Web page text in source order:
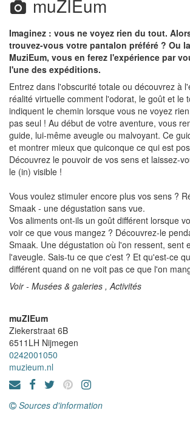
muZIEum
Imaginez : vous ne voyez rien du tout.
trouvez-vous votre pantalon préféré ? Ou
MuziEum, vous en ferez l'expérience par
l'une des expéditions.
Entrez dans l'obscurité totale ou découvrez à
réalité virtuelle comment l'odorat, le goût et le
indiquent le chemin lorsque vous ne voyez
pas seul ! Au début de votre aventure, vous
guide, lui-même aveugle ou malvoyant. Ce
et montrer mieux que quiconque ce qui est
Découvrez le pouvoir de vos sens et laissez-
le (in) visible !
Vous voulez stimuler encore plus vos sens ?
Smaak - une dégustation sans vue.
Vos aliments ont-ils un goût différent lorsque
voir ce que vous mangez ? Découvrez-le
Smaak. Une dégustation où l'on ressent, sent
l'aveugle. Sais-tu ce que c'est ? Et qu'est-ce
différent quand on ne voit pas ce que l'on
Voir - Musées & galeries , Activités
muZIEum
Ziekerstraat 6B
6511LH Nijmegen
0242001050
muzieum.nl
Sources d'information